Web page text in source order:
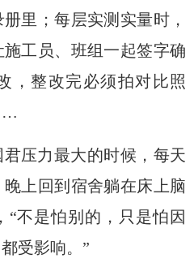
里；每层实测实量时，
工员、班组一起签字确
，整改完必须拍对比照
压力最大的时候， 每天
晚上回到宿舍躺在床上脑
， “不是怕别的，只是怕因
受影响。”